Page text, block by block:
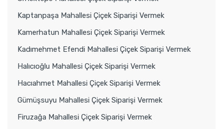
Kaptanpaşa Mahallesi Çiçek Siparişi Vermek
Kamerhatun Mahallesi Çiçek Siparişi Vermek
Kadımehmet Efendi Mahallesi Çiçek Siparişi Vermek
Halıcıoğlu Mahallesi Çiçek Siparişi Vermek
Hacıahmet Mahallesi Çiçek Siparişi Vermek
Gümüşsuyu Mahallesi Çiçek Siparişi Vermek
Firuzağa Mahallesi Çiçek Siparişi Vermek